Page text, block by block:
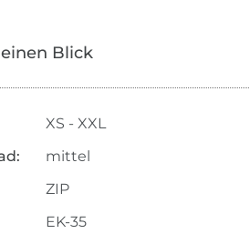
Blick
XS - XXL
mittel
ZIP
EK-35